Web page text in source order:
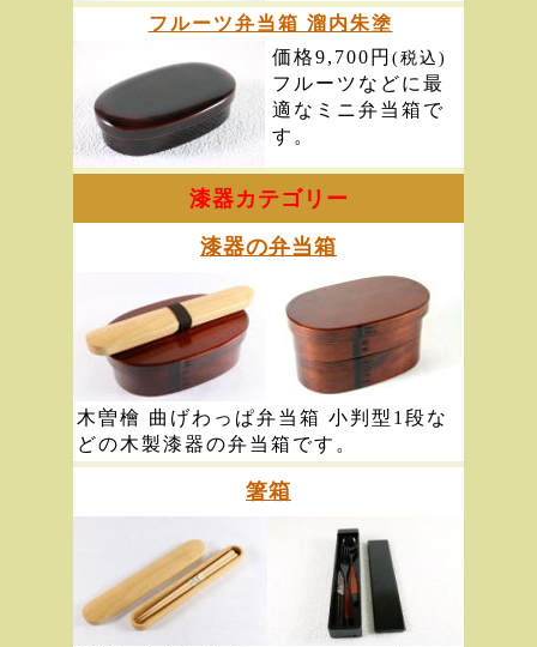
フルーツ弁当箱 溜内朱塗
価格9,700円 (税込)
フルーツなどに最
適なミニ弁当箱で
す。
漆器カテゴリー
漆器の弁当箱
木曽檜 曲げわっぱ弁当箱 小判型1段な
どの木製漆器の弁当箱です。
箸箱